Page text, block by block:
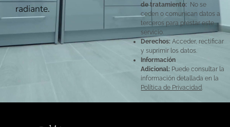
radiante.
de tratamiento:
No se
ceden o comunican datos a
terceros para prestar este
servicio.
Derechos: Acceder, rectificar
y suprimir los datos.
Información
Adicional: Puede consultar la
información detallada en la
Política de Privacidad.